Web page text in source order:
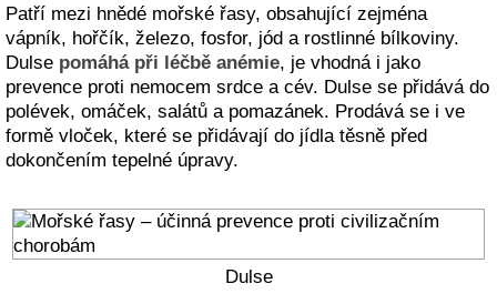
Patří mezi hnědé mořské řasy, obsahující zejména
vápník, hořčík, železo, fosfor, jód a rostlinné bílkoviny.
Dulse pomáhá při léčbě anémie, je vhodná i jako
prevence proti nemocem srdce a cév. Dulse se přidává do
polévek, omáček, salátů a pomazánek. Prodává se i ve
formě vloček, které se přidávají do jídla těsně před
dokončením tepelné úpravy.
Dulse